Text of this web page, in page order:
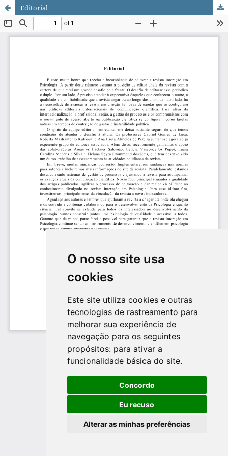
O nosso site usa
cookies
Este site utiliza cookies e outras
tecnologias de rastreamento para
melhorar sua experiência de
navegação para os seguintes
propósitos: para ativar a
funcionalidade básica do site.
Concordo
Eu recuso
Alterar as minhas preferências
Editorial